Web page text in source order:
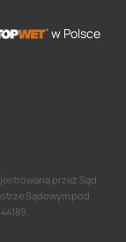
w Polsce
przez Sąd
Sądowym pod